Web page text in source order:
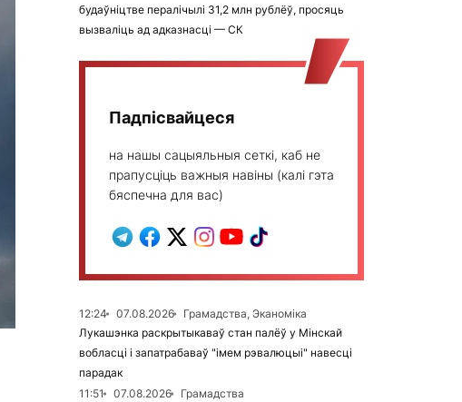
будаўніцтве пералічылі 31,2 млн рублёў, просяць
вызваліць ад адказнасці — СК
Падпісвайцеся
на нашы сацыяльныя сеткі, каб не
прапусціць важныя навіны (калі гэта
бяспечна для вас)
12:24 07.08.2026
Грамадства, Эканоміка
Лукашэнка раскрытыкаваў стан палёў у Мінскай
вобласці і запатрабаваў "імем рэвалюцыі" навесці
парадак
11:51
07.08.2026
Грамадства